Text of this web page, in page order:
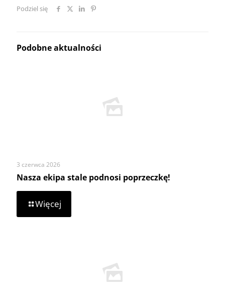
Podziel się
Podobne aktualności
3 czerwca 2026
Nasza ekipa stale podnosi poprzeczkę!
Więcej
Nasza